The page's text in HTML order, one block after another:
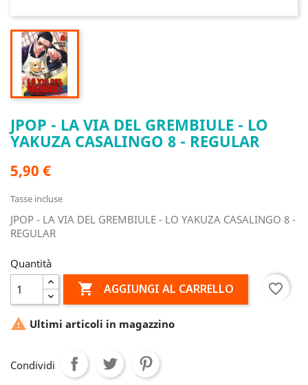
JPOP - LA VIA DEL GREMBIULE - LO
YAKUZA CASALINGO 8 - REGULAR
5,90 €
Tasse incluse
JPOP - LA VIA DEL GREMBIULE - LO YAKUZA CASALINGO 8 -
REGULAR
Quantità
 AGGIUNGI AL CARRELLO favorite_border
 Ultimi articoli in magazzino
Condividi